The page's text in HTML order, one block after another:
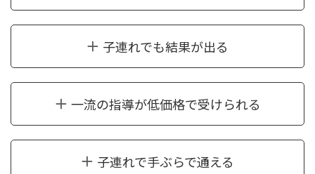
子連れでも結果が出る
一流の指導が低価格で受けられる
子連れで手ぶらで通える